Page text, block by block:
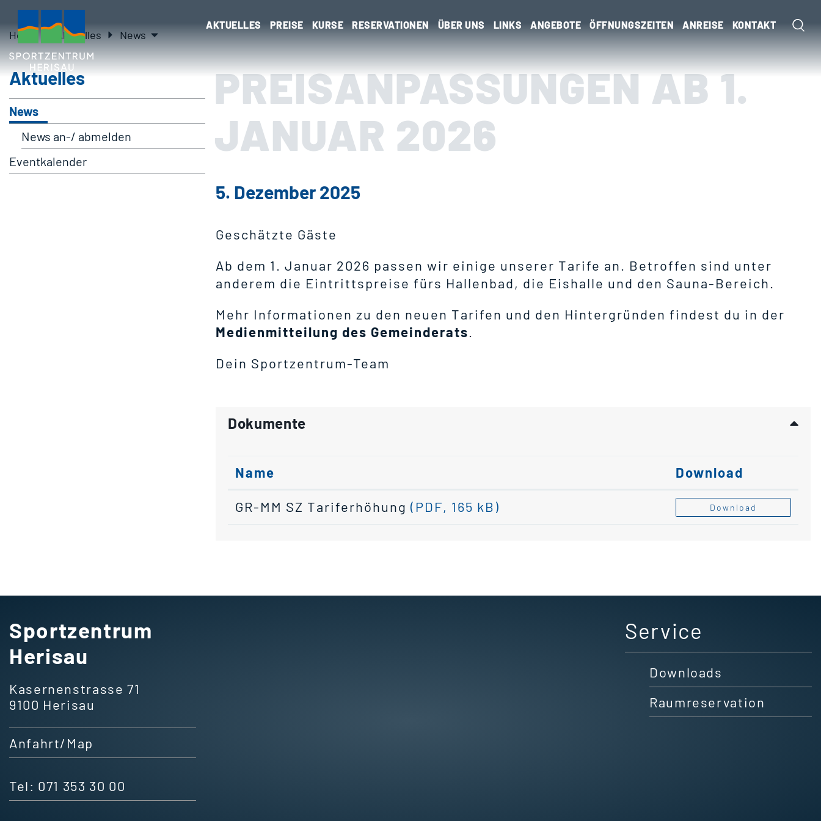
Kopfzeile
zur Startseite
Direkt zur Hauptnavigation
Direkt zum Inhalt
Direkt zur Suche
Direkt zum Stichwortverzeichnis
AKTUELLES PREISE KURSE RESERVATIONEN ÜBER UNS LINKS ANGEBOTE ÖFFNUNGSZEITEN ANREISE KONTAKT
Inhalt
Home Aktuelles News(ausgewählt)
Aktuelles
News(ausgewählt)
News an-/ abmelden
Eventkalender
PREISANPASSUNGEN AB 1.
JANUAR 2026
5. Dezember 2025
Geschätzte Gäste
Ab dem 1. Januar 2026 passen wir einige unserer Tarife an. Betroffen sind unter
anderem die Eintrittspreise fürs Hallenbad, die Eishalle und den Sauna-Bereich.
Mehr Informationen zu den neuen Tarifen und den Hintergründen findest du in der
Medienmitteilung des Gemeinderats
Dein Sportzentrum-Team
Zugehörige Objekte
Dokumente
Name Download
GR-MM SZ Tariferhöhung (PDF, 165 kB) Download
Fusszeile
Sportzentrum
Herisau
Kasernenstrasse 71
9100 Herisau
Anfahrt/Map
Tel: 071 353 30 00
Service
Downloads
Raumreservation